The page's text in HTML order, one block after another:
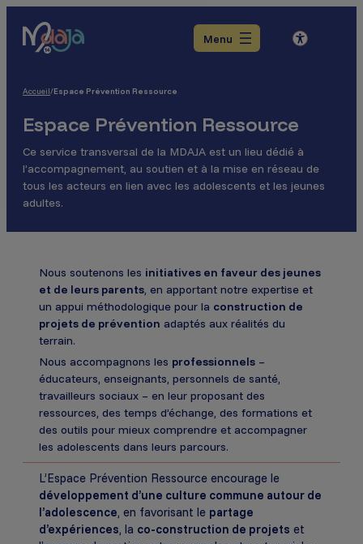
menu
contenu
pied
Menu
Accueil/Espace Prévention Ressource
Espace Prévention Ressource
Ce service transversal de la MDAJA est un lieu dédié à
l’accompagnement, au soutien et à la mise en réseau de
tous les acteurs en lien avec les adolescents et les jeunes
adultes.
Nous soutenons les initiatives en faveur des jeunes
et de leurs parents, en apportant notre expertise et
un appui méthodologique pour la construction de
projets de prévention adaptés aux réalités du
terrain.
Nous accompagnons les professionnels –
éducateurs, enseignants, personnels de santé,
travailleurs sociaux – en leur proposant des
ressources, des temps d’échange, des formations et
des outils pour mieux comprendre et accompagner
les adolescents dans leurs parcours.
L’Espace Prévention Ressource encourage le
développement d’une culture commune autour de
l’adolescence, en favorisant le partage
d’expériences, la co-construction de projets et